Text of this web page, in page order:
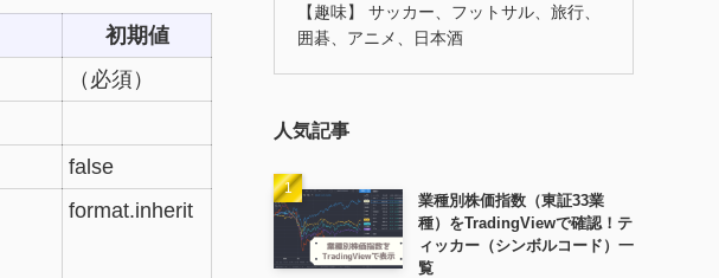
初期値
（必須）
false
format.inherit
【趣味】 サッカー、フットサル、旅行、
囲碁、アニメ、日本酒
人気記事
業種別株価指数（東証33業
種）をTradingViewで確認！テ
ィッカー（シンボルコード）一
覧